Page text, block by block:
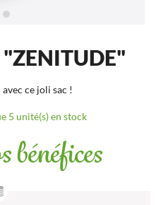
"ZENITUDE"
ce joli sac !
5 unité(s) en stock
bénéfices